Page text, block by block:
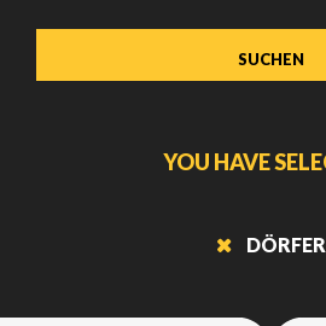
YOU HAVE
DÖRFER